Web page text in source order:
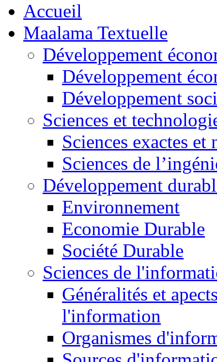
Accueil
Maalama Textuelle
Développement
Développement
Développement
Sciences et
Sciences exactes et
Sciences de
Développement
Environnement
Economie Durable
Société Durable
Sciences de
Généralités et
l'information
Organismes